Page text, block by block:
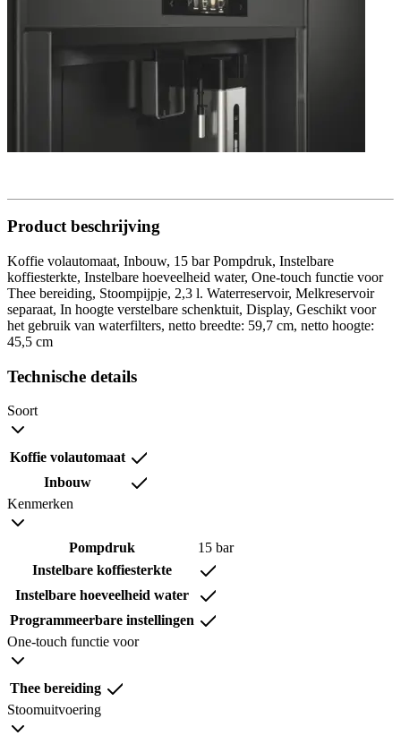
Product beschrijving
Koffie volautomaat, Inbouw, 15 bar Pompdruk, Instelbare
koffiesterkte, Instelbare hoeveelheid water, One-touch functie voor
Thee bereiding, Stoompijpje, 2,3 l. Waterreservoir, Melkreservoir
separaat, In hoogte verstelbare schenktuit, Display, Geschikt voor
het gebruik van waterfilters, netto breedte: 59,7 cm, netto hoogte:
45,5 cm
Technische details
Soort
Koffie volautomaat
Inbouw
Kenmerken
Pompdruk
15 bar
Instelbare koffiesterkte
Instelbare hoeveelheid water
Programmeerbare instellingen
One-touch functie voor
Thee bereiding
Stoomuitvoering